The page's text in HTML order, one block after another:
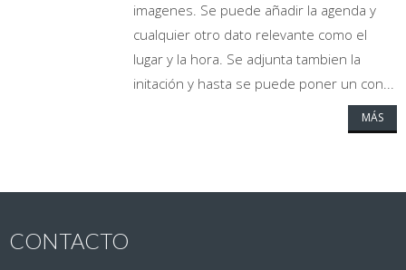
imagenes. Se puede añadir la agenda y
cualquier otro dato relevante como el
lugar y la hora. Se adjunta tambien la
initación y hasta se puede poner un con...
MÁS
CONTACTO